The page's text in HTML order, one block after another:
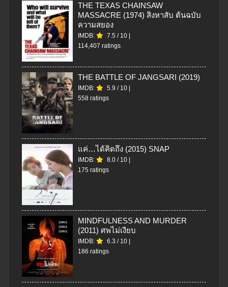
THE TEXAS CHAINSAW
MASSACRE (1974) สิงหาสับ ต้นฉบับ
ความสยอง
IMDB: 7.5 / 10 |
114,407 ratings
THE BATTLE OF JANGSARI (2019)
IMDB: 5.9 / 10 |
558 ratings
แค่…ได้คิดถึง (2015) SNAP
IMDB: 8.0 / 10 |
175 ratings
MINDFULNESS AND MURDER
(2011) ศพไม่เงียบ
IMDB: 6.3 / 10 |
186 ratings